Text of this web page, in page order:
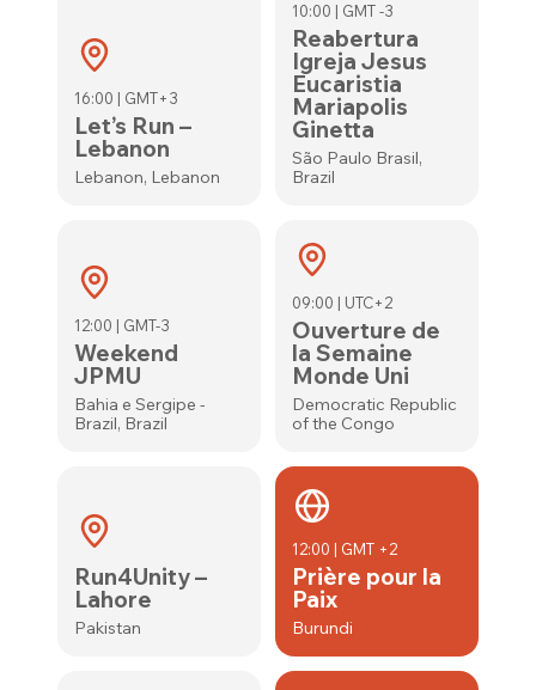
16:00 | GMT+3
Let’s Run –
Lebanon
Lebanon, Lebanon
10:00 | GMT -3
Reabertura
Igreja Jesus
Eucaristia
Mariapolis
Ginetta
São Paulo Brasil,
Brazil
12:00 | GMT-3
Weekend
JPMU
Bahia e Sergipe -
Brazil, Brazil
09:00 | UTC+2
Ouverture de
la Semaine
Monde Uni
Democratic Republic
of the Congo
Run4Unity –
Lahore
Pakistan
12:00 | GMT +2
Prière pour la
Paix
Burundi